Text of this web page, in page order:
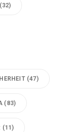
(32)
(47)
(83)
(11)